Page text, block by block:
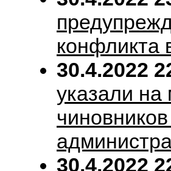
конфликта
30.4.2022
указали на
30.4.2022